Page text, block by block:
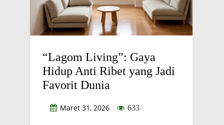
“Lagom Living”: Gaya
Hidup Anti Ribet yang Jadi
Favorit Dunia
Maret 31, 2026 633